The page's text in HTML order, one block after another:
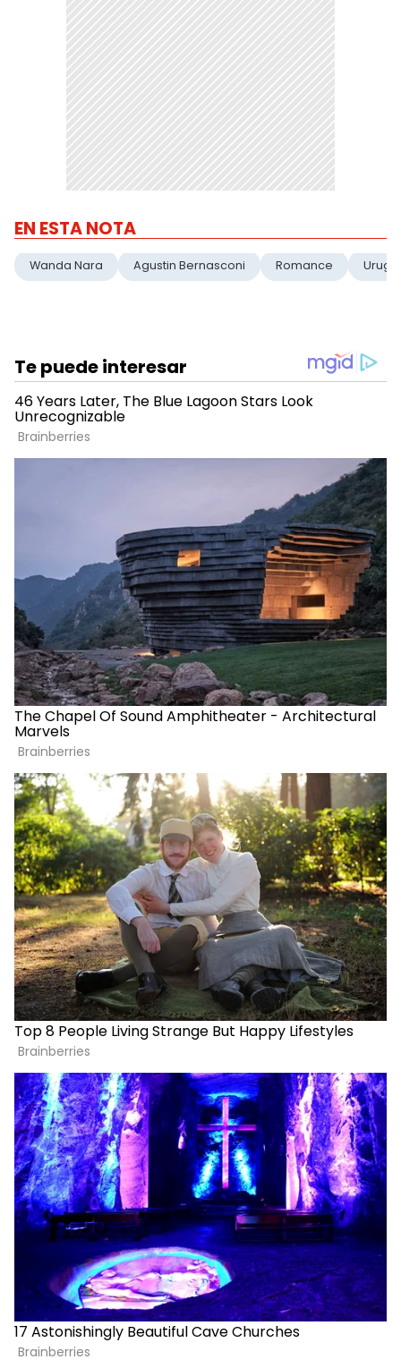
EN ESTA NOTA
Wanda Nara Agustin Bernasconi Romance